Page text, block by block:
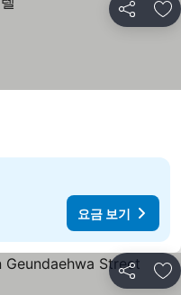
공유 즐
요금 보기
공유 즐